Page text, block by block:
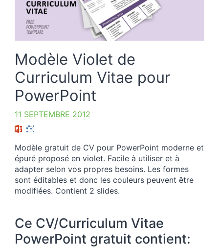
Modèle Violet de
Curriculum Vitae pour
PowerPoint
11 SEPTEMBRE 2012
Modèle gratuit de CV pour PowerPoint moderne et
épuré proposé en violet. Facile à utiliser et à
adapter selon vos propres besoins. Les formes
sont éditables et donc les couleurs peuvent être
modifiées. Contient 2 slides.
Ce CV/Curriculum Vitae
PowerPoint gratuit contient: